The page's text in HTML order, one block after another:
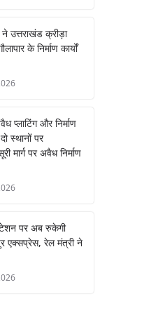
ने उत्तराखंड क्रीड़ा
के निर्माण कार्यों
प्लाटिंग और निर्माण
स्थानों पर
मार्ग पर अवैध निर्माण
पर अब रुकेगी
एक्सप्रेस, रेल मंत्री ने